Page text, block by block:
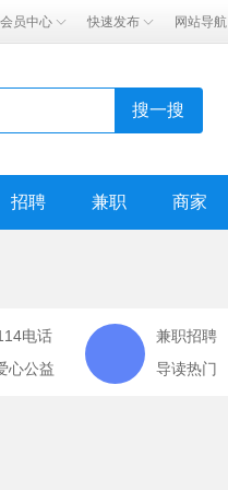
会员中心 快速发布 网站导航
搜一搜
招聘 兼职 商家
电话
心公益
兼职招聘
导读热门